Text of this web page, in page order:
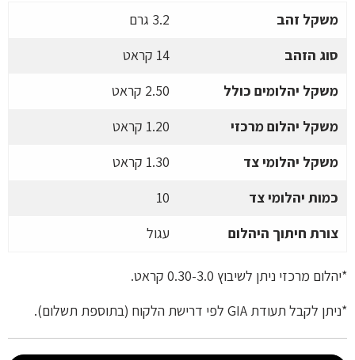
משקל זהב
3.2 גרם
סוג הזהב
14 קראט
משקל יהלומים כולל
2.50 קראט
משקל יהלום מרכזי
1.20 קראט
משקל יהלומי צד
1.30 קראט
כמות יהלומי צד
10
צורת חיתוך היהלום
עגול
*יהלום מרכזי ניתן לשיבוץ 0.30-3.0 קראט.
*ניתן לקבל תעודת GIA לפי דרישת הלקוח (בתוספת תשלום).